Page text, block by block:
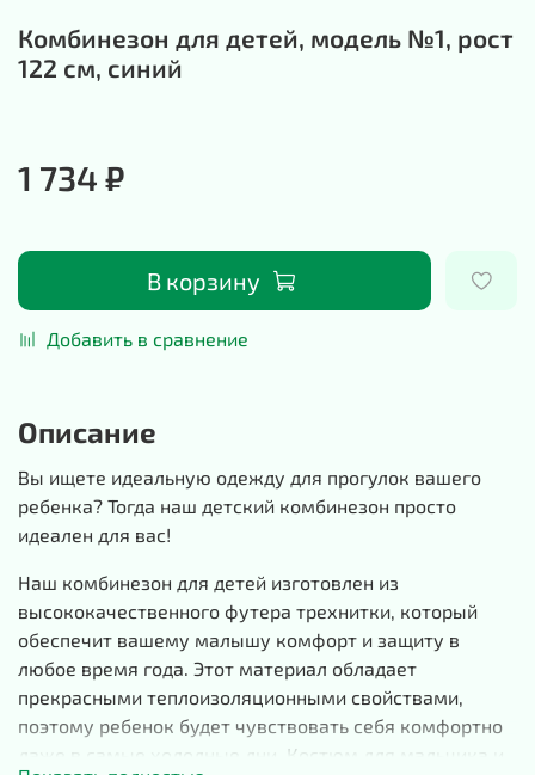
Комбинезон для детей, модель №1, рост
122 см, синий
1 734 ₽
В корзину
Добавить в сравнение
Описание
Вы ищете идеальную одежду для прогулок вашего
ребенка? Тогда наш детский комбинезон просто
идеален для вас!
Наш комбинезон для детей изготовлен из
высококачественного футера трехнитки, который
обеспечит вашему малышу комфорт и защиту в
любое время года. Этот материал обладает
прекрасными теплоизоляционными свойствами,
поэтому ребенок будет чувствовать себя комфортно
даже в самые холодные дни. Костюм для мальчика и